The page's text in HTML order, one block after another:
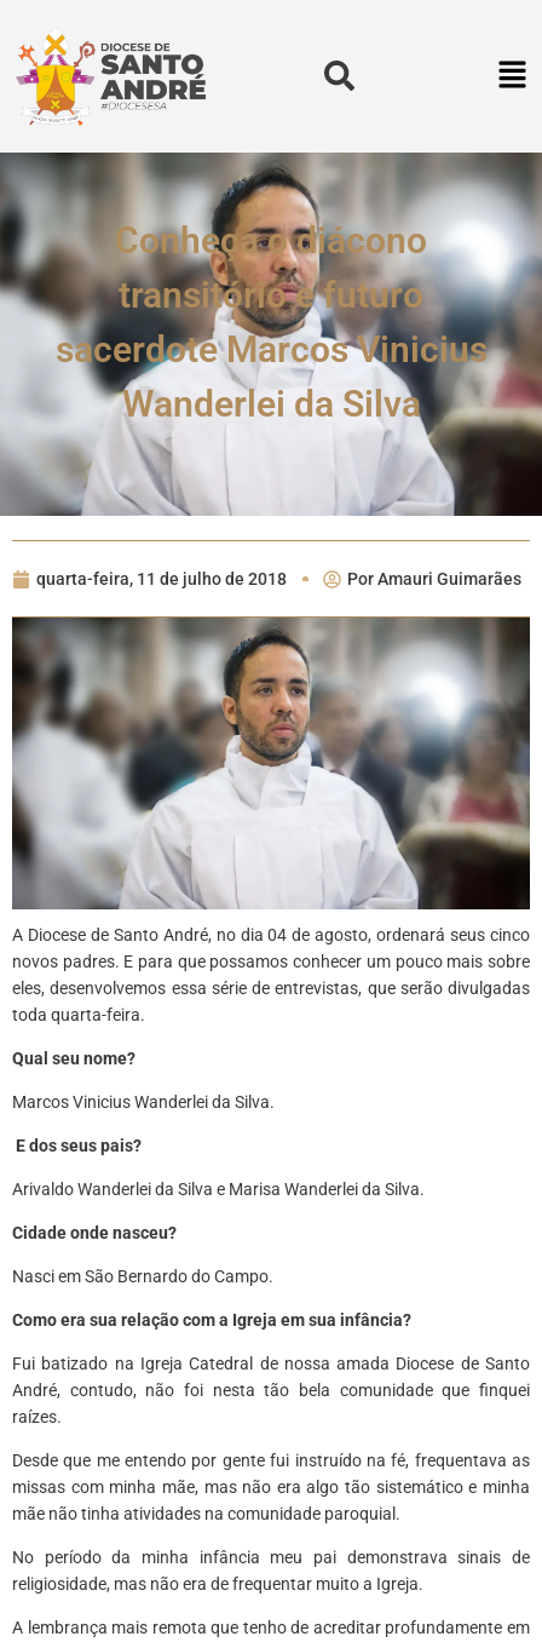
Conheça o diácono
transitório e futuro
sacerdote Marcos Vinicius
Wanderlei da Silva
quarta-feira, 11 de julho de 2018 PorAmauri Guimarães
A Diocese de Santo André, no dia 04 de agosto, ordenará seus cinco
novos padres. E para que possamos conhecer um pouco mais sobre
eles, desenvolvemos essa série de entrevistas, que serão divulgadas
toda quarta-feira.
Qual seu nome?
Marcos Vinicius Wanderlei da Silva.
E dos seus pais?
Arivaldo Wanderlei da Silva e Marisa Wanderlei da Silva.
Cidade onde nasceu?
Nasci em São Bernardo do Campo.
Como era sua relação com a Igreja em sua infância?
Fui batizado na Igreja Catedral de nossa amada Diocese de Santo
André, contudo, não foi nesta tão bela comunidade que finquei
raízes.
Desde que me entendo por gente fui instruído na fé, frequentava as
missas com minha mãe, mas não era algo tão sistemático e minha
mãe não tinha atividades na comunidade paroquial.
No período da minha infância meu pai demonstrava sinais de
religiosidade, mas não era de frequentar muito a Igreja.
A lembrança mais remota que tenho de acreditar profundamente em